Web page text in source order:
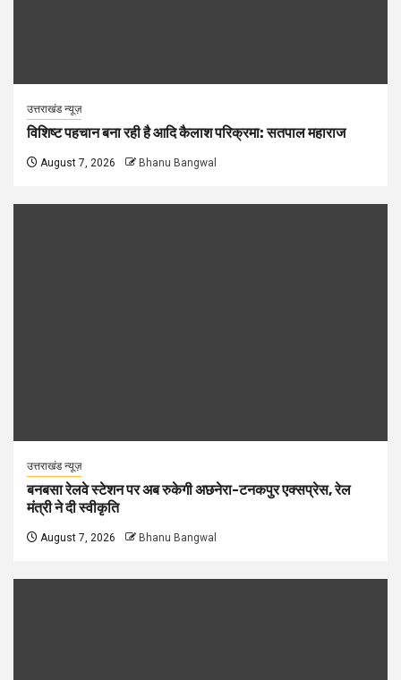
उत्तराखंड न्यूज़
विशिष्ट पहचान बना रही है आदि कैलाश परिक्रमा: सतपाल महाराज
August 7, 2026 Bhanu Bangwal
उत्तराखंड न्यूज़
बनबसा रेलवे स्टेशन पर अब रुकेगी अछनेरा-टनकपुर एक्सप्रेस, रेल
मंत्री ने दी स्वीकृति
August 7, 2026 Bhanu Bangwal